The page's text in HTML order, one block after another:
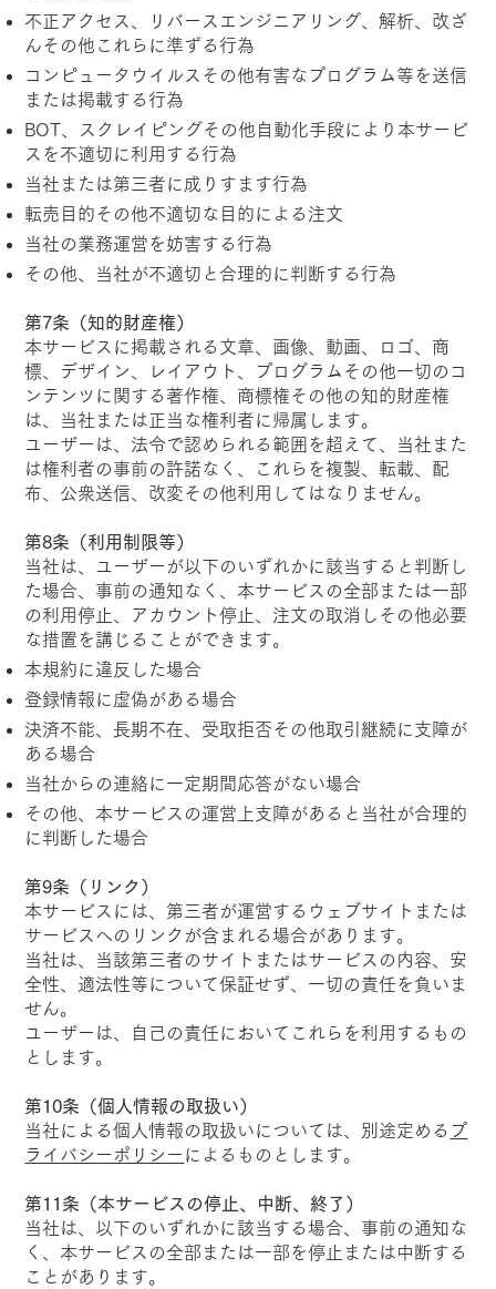
不正アクセス、リバースエンジニアリング、解析、改ざ
んその他これらに準ずる行為
コンピュータウイルスその他有害なプログラム等を送信
または掲載する行為
BOT、スクレイピングその他自動化手段により本サービ
スを不適切に利用する行為
当社または第三者に成りすます行為
転売目的その他不適切な目的による注文
当社の業務運営を妨害する行為
その他、当社が不適切と合理的に判断する行為
第7条（知的財産権）
本サービスに掲載される文章、画像、動画、ロゴ、商
標、デザイン、レイアウト、プログラムその他一切のコ
ンテンツに関する著作権、商標権その他の知的財産権
は、当社または正当な権利者に帰属します。
ユーザーは、法令で認められる範囲を超えて、当社また
は権利者の事前の許諾なく、これらを複製、転載、配
布、公衆送信、改変その他利用してはなりません。
第8条（利用制限等）
当社は、ユーザーが以下のいずれかに該当すると判断し
た場合、事前の通知なく、本サービスの全部または一部
の利用停止、アカウント停止、注文の取消しその他必要
な措置を講じることができます。
本規約に違反した場合
登録情報に虚偽がある場合
決済不能、長期不在、受取拒否その他取引継続に支障が
ある場合
当社からの連絡に一定期間応答がない場合
その他、本サービスの運営上支障があると当社が合理的
に判断した場合
第9条（リンク）
本サービスには、第三者が運営するウェブサイトまたは
サービスへのリンクが含まれる場合があります。
当社は、当該第三者のサイトまたはサービスの内容、安
全性、適法性等について保証せず、一切の責任を負いま
せん。
ユーザーは、自己の責任においてこれらを利用するもの
とします。
第10条（個人情報の取扱い）
当社による個人情報の取扱いについては、別途定める プ
ライバシーポリシー によるものとします。
第11条（本サービスの停止、中断、終了）
当社は、以下のいずれかに該当する場合、事前の通知な
く、本サービスの全部または一部を停止または中断する
ことがあります。